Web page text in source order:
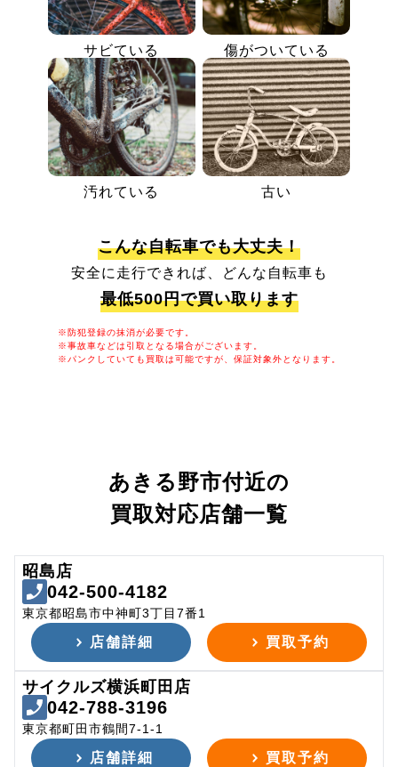
サビている 傷がついている
汚れている 古い
こんな自転車でも大丈夫！
安全に走行できれば、どんな自転車も
最低500円で買い取ります
※防犯登録の抹消が必要です。
※事故車などは引取となる場合がございます。
※パンクしていても買取は可能ですが、保証対象外となります。
あきる野市付近の
買取対応店舗一覧
昭島店
042-500-4182
東京都昭島市中神町3丁目7番1
店舗詳細 買取予約
サイクルズ横浜町田店
042-788-3196
東京都町田市鶴間7-1-1
店舗詳細 買取予約